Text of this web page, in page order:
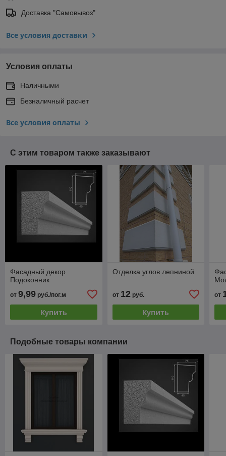
Доставка "Самовывоз"
Все условия доставки
Условия оплаты
Наличными
Безналичный расчет
Все условия оплаты
С этим товаром также заказывают
Фасадный декор
Подоконник
от 9,99 руб./пог.м
Купить
Отделка углов лепниной
от 12руб.
Купить
от
Подобные товары компании